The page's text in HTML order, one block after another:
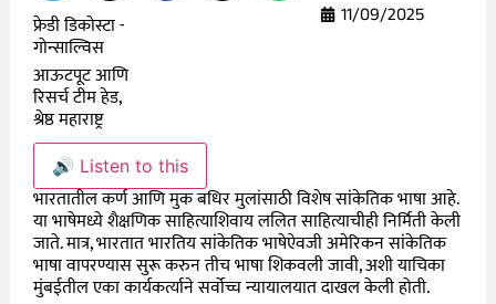
फ्रेडी डिकोस्टा -
गोन्साल्विस
आऊटपूट आणि
रिसर्च टीम हेड,
श्रेष्ठ महाराष्ट्र
11/09/2025
🔊 Listen to this
भारतातील कर्ण आणि मुक बधिर मुलांसाठी विशेष सांकेतिक भाषा आहे.
या भाषेमध्ये शैक्षणिक साहित्याशिवाय ललित साहित्याचीही निर्मिती केली
जाते. मात्र, भारतात भारतिय सांकेतिक भाषेऐवजी अमेरिकन सांकेतिक
भाषा वापरण्यास सुरू करुन तीच भाषा शिकवली जावी, अशी याचिका
मुंबईतील एका कार्यकर्त्याने सर्वोच्च न्यायालयात दाखल केली होती.